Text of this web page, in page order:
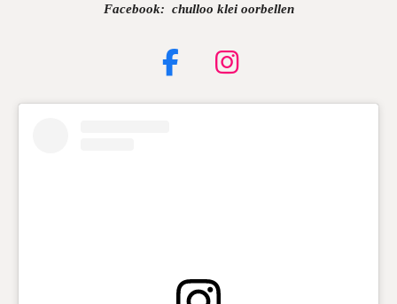
Facebook: chulloo klei oorbellen
F
a
I
n